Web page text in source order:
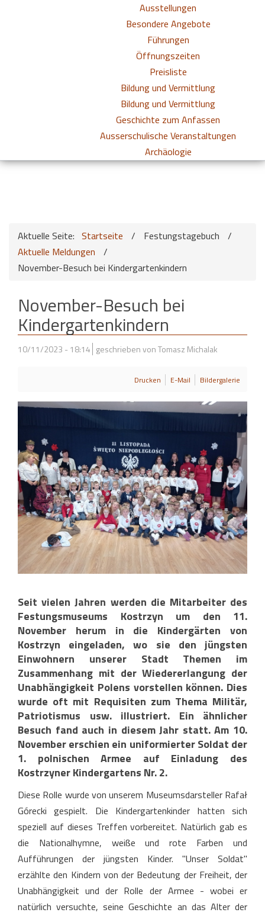
Ausstellungen
Besondere Angebote
Führungen
Öffnungszeiten
Preisliste
Bildung und Vermittlung
Bildung und Vermittlung
Geschichte zum Anfassen
Ausserschulische Veranstaltungen
Archäologie
Aktuelle Seite: Startseite / Festungstagebuch
/
Aktuelle Meldungen
/
November-Besuch bei Kindergartenkindern
November-Besuch bei
Kindergartenkindern
10/11/2023 - 18:14 geschrieben von Tomasz Michalak
Drucken E-Mail Bildergalerie
Seit vielen Jahren werden die Mitarbeiter des
Festungsmuseums Kostrzyn um den 11.
November herum in die Kindergärten von
Kostrzyn eingeladen, wo sie den jüngsten
Einwohnern unserer Stadt Themen im
Zusammenhang mit der Wiedererlangung der
Unabhängigkeit Polens vorstellen können. Dies
wurde oft mit Requisiten zum Thema Militär,
Patriotismus usw. illustriert. Ein ähnlicher
Besuch fand auch in diesem Jahr statt. Am 10.
November erschien ein uniformierter Soldat der
1. polnischen Armee auf Einladung des
Kostrzyner Kindergartens Nr. 2.
Diese Rolle wurde von unserem Museumsdarsteller Rafał
Górecki gespielt. Die Kindergartenkinder hatten sich
speziell auf dieses Treffen vorbereitet. Natürlich gab es
die Nationalhymne, weiße und rote Farben und
Aufführungen der jüngsten Kinder. "Unser Soldat"
erzählte den Kindern von der Bedeutung der Freiheit, der
Unabhängigkeit und der Rolle der Armee - wobei er
natürlich versuchte, seine Geschichte an das Alter der